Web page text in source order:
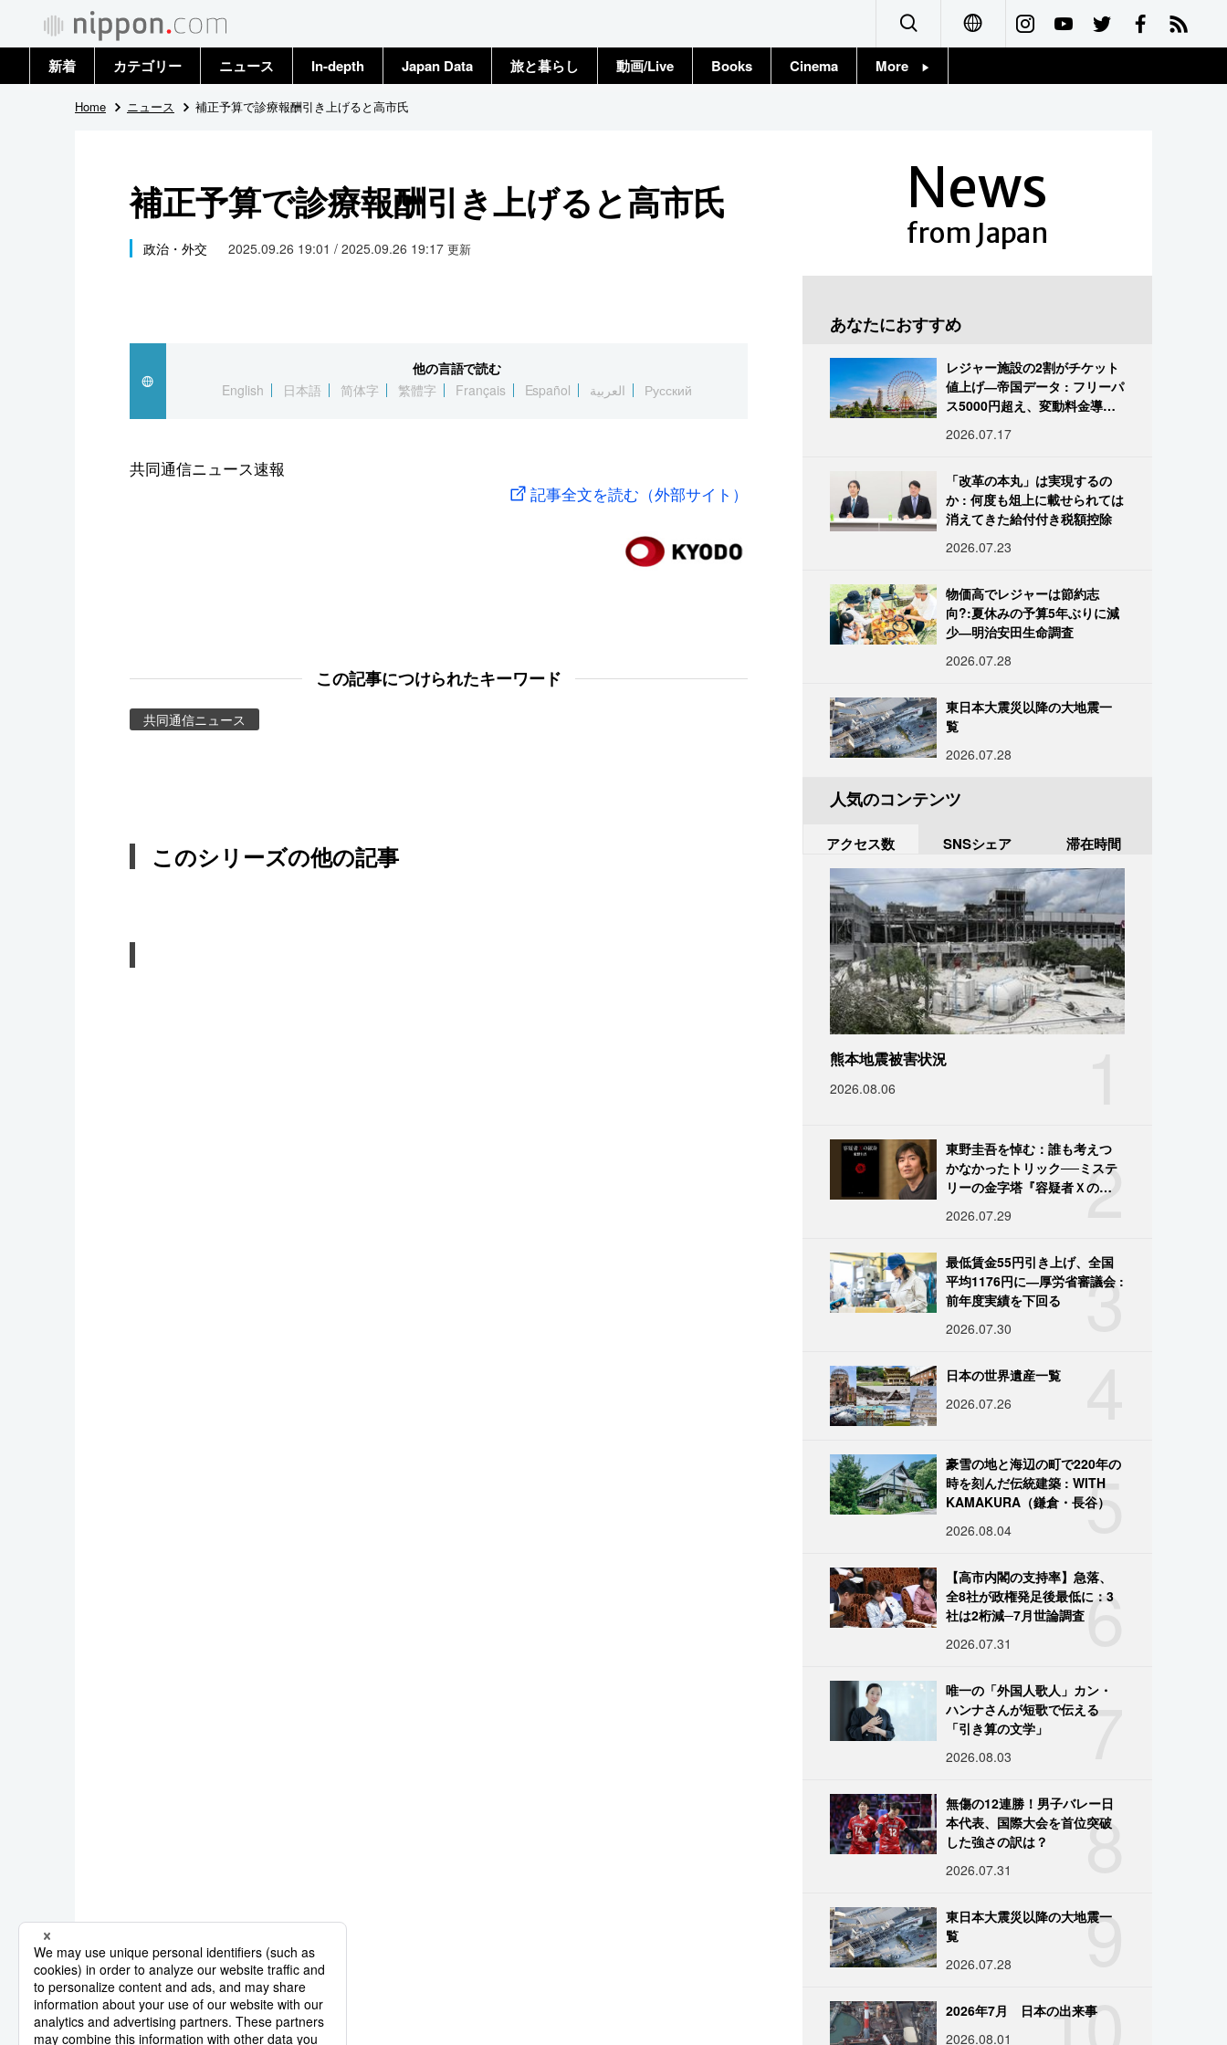
Français
新着 カテゴリー
政治・外交
国際
科学・技術
暮らし
ニュース
トップ
In-depth Japan Data 旅と暮らし 動画/Live Books Cinema More
Home ニュース 補正予算で診療報酬引き上げると高市氏
補正予算で診療報酬引き上げると高市氏
政治・外交 2025.09.26 19:01 / 2025.09.26 19:17 更新
他の言語で読む
English
日本語 简体字 繁體字 Français Español العربية Русский
共同通信ニュース速報
記事全文を読む（外部サイト）
この記事につけられたキーワード
共同通信ニュース
このシリーズの他の記事
News
from Japan
あなたにおすすめ
レジャー施設の2割がチケット
値上げ―帝国データ : フリーパ
ス5000円超え、変動料金導入
2026.07.17
「改革の本丸」は実現するの
か : 何度も俎上に載せられては
消えてきた給付付き税額控除
2026.07.23
物価高でレジャーは節約志
向?:夏休みの予算5年ぶりに減
少―明治安田生命調査
2026.07.28
東日本大震災以降の大地震一
覧
2026.07.28
人気のコンテンツ
アクセス数 SNSシェア 滞在時間
熊本地震被害状況
2026.08.06
2
東野圭吾を悼む：誰も考えつ
かなかったトリック──ミステ
リーの金字塔『容疑者Ｘの献
2026.07.29
3
最低賃金55円引き上げ、全国
平均1176円に―厚労省審議会 :
前年度実績を下回る
2026.07.30
日本の世界遺産一覧
2026.07.26
5
豪雪の地と海辺の町で220年の
時を刻んだ伝統建築 : WITH
KAMAKURA（鎌倉・長谷）
2026.08.04
6
【高市内閣の支持率】急落、
全8社が政権発足後最低に：3
社は2桁減─7月世論調査
2026.07.31
7
唯一の「外国人歌人」カン・
ハンナさんが短歌で伝える
「引き算の文学」
2026.08.03
8
無傷の12連勝！男子バレー日
本代表、国際大会を首位突破
した強さの訳は？
2026.07.31
9
東日本大震災以降の大地震一
覧
2026.07.28
10
2026年7月 日本の出来事
2026.08.01